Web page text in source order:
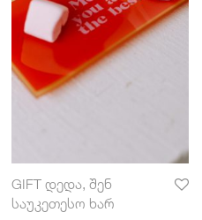
GIFT დედა, შენ
საუკეთესო ხარ